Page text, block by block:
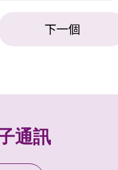
下一個
通訊